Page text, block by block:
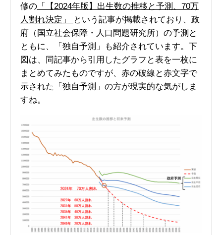
修の「【2024年版】出生数の推移と予測、70万
人割れ決定」
という記事が掲載されており、政
府（国立社会保障・人口問題研究所）の予測と
ともに、「独自予測」も紹介されています。下
図は、同記事から引用したグラフと表を一枚に
まとめてみたものですが、赤の破線と赤文字で
示された「独自予測」の方が現実的な気がしま
すね。